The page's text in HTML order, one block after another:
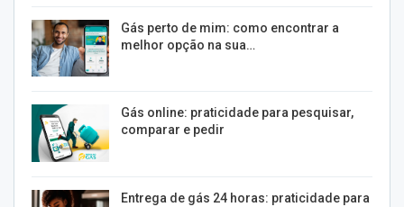
Gás perto de mim: como encontrar a
melhor opção na sua…
Gás online: praticidade para pesquisar,
comparar e pedir
Entrega de gás 24 horas: praticidade para